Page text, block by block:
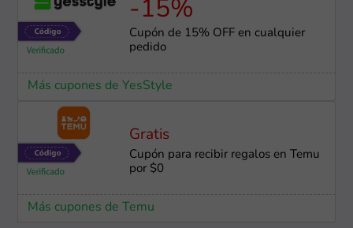
-15%
Cupón de 15% OFF en cualquier
pedido
Más cupones de YesStyle
Gratis
Cupón para recibir regalos en Temu
por $0
Más cupones de Temu